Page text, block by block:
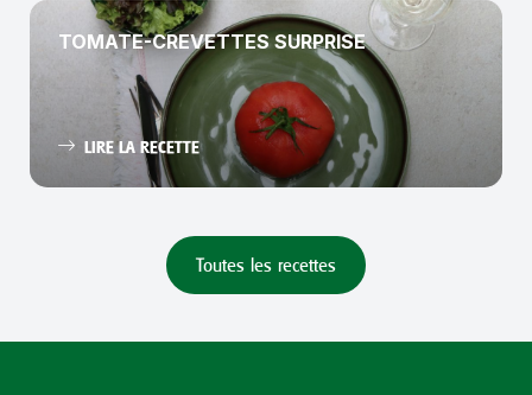
TOMATE-CREVETTES SURPRISE
LIRE LA RECETTE
Toutes les recettes